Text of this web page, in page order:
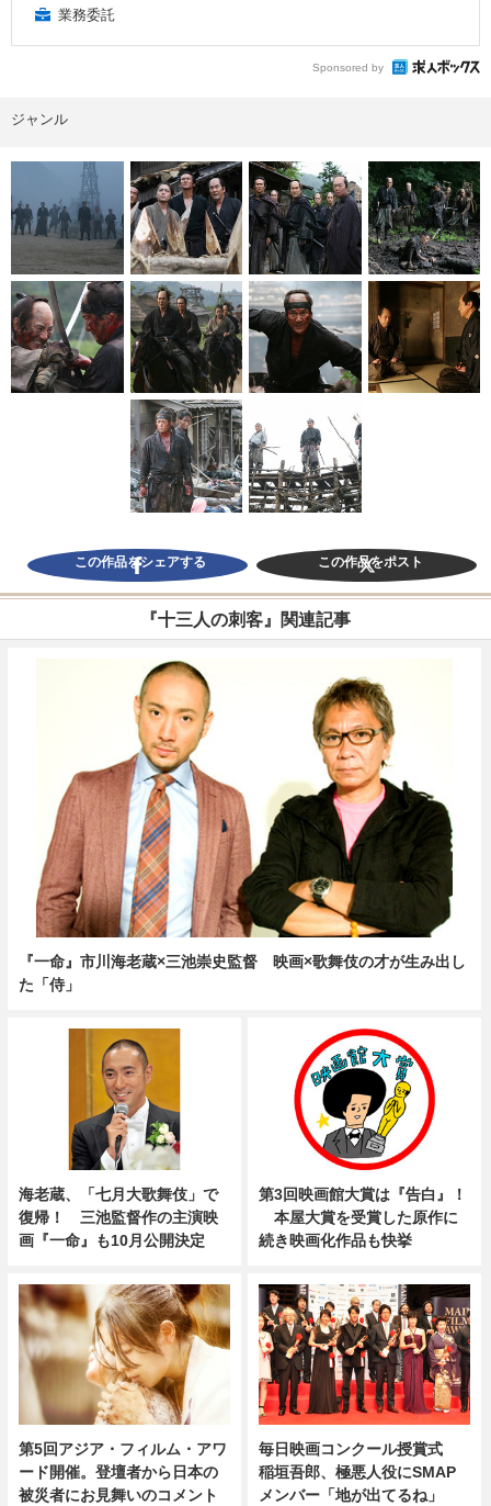
業務委託
Sponsored by
ジャンル
この作品をシェアする この作品をポスト
『十三人の刺客』関連記事
『一命』市川海老蔵×三池崇史監督 映画×歌舞伎の才が生み出し
た「侍」
海老蔵、「七月大歌舞伎」で
復帰！ 三池監督作の主演映
画『一命』も10月公開決定
第3回映画館大賞は『告白』！
本屋大賞を受賞した原作に
続き映画化作品も快挙
第5回アジア・フィルム・アワ
ード開催。登壇者から日本の
被災者にお見舞いのコメント
毎日映画コンクール授賞式
稲垣吾郎、極悪人役にSMAP
メンバー「地が出てるね」